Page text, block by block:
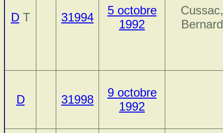
DT 31994
5 octobre
1992
Cussac,
Bernard
D 31998
9 octobre
1992